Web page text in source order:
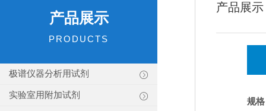
产品展示
PRODUCTS
极谱仪器分析用试剂
实验室用附加试剂
产品展示
规